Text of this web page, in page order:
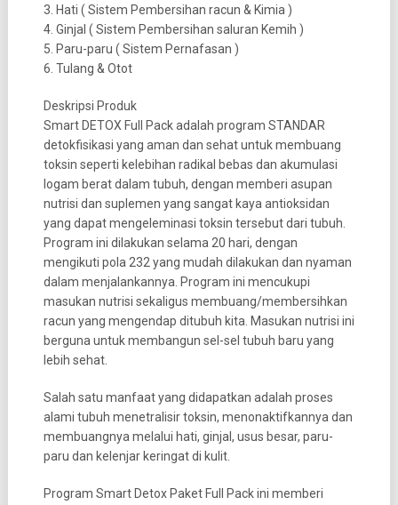
3. Hati ( Sistem Pembersihan racun & Kimia )
4. Ginjal ( Sistem Pembersihan saluran Kemih )
5. Paru-paru ( Sistem Pernafasan )
6. Tulang & Otot
Deskripsi Produk
Smart DETOX Full Pack adalah program STANDAR
detokfisikasi yang aman dan sehat untuk membuang
toksin seperti kelebihan radikal bebas dan akumulasi
logam berat dalam tubuh, dengan memberi asupan
nutrisi dan suplemen yang sangat kaya antioksidan
yang dapat mengeleminasi toksin tersebut dari tubuh.
Program ini dilakukan selama 20 hari, dengan
mengikuti pola 232 yang mudah dilakukan dan nyaman
dalam menjalankannya. Program ini mencukupi
masukan nutrisi sekaligus membuang/membersihkan
racun yang mengendap ditubuh kita. Masukan nutrisi ini
berguna untuk membangun sel-sel tubuh baru yang
lebih sehat.
Salah satu manfaat yang didapatkan adalah proses
alami tubuh menetralisir toksin, menonaktifkannya dan
membuangnya melalui hati, ginjal, usus besar, paru-
paru dan kelenjar keringat di kulit.
Program Smart Detox Paket Full Pack ini memberi